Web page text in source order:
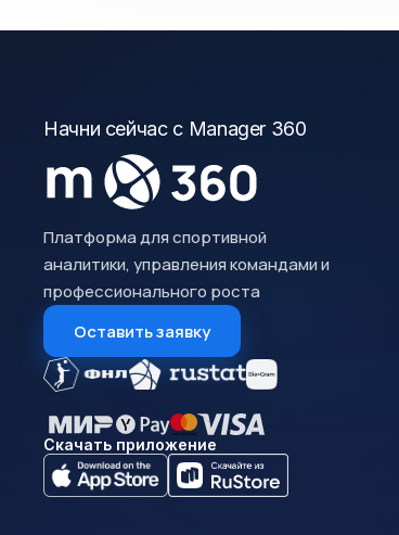
Начни сейчас с Manager 360
Платформа для спортивной
аналитики, управления командами и
профессионального роста
Оставить заявку
Скачать приложение